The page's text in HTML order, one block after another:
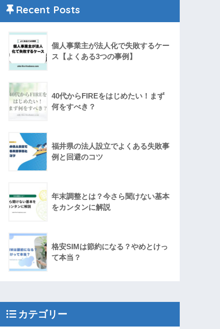
Recent Posts
個人事業主が法人化で失敗するケー
ス【よくある3つの事例】
40代からFIREをはじめたい！まず
何をすべき？
福井県の法人設立でよくある失敗事
例と回避のコツ
年末調整とは？今さら聞けない基本
をカンタンに解説
格安SIMは節約になる？やめとけっ
て本当？
カテゴリー